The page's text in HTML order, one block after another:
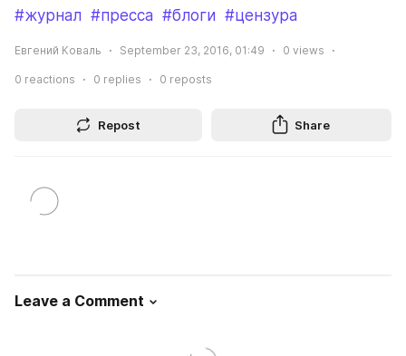
#журнал #пресса #блоги #цензура
Евгений Коваль September 23, 2016, 01:49 0 views
0 reactions 0 replies 0 reposts
Repost Share
Leave a Comment